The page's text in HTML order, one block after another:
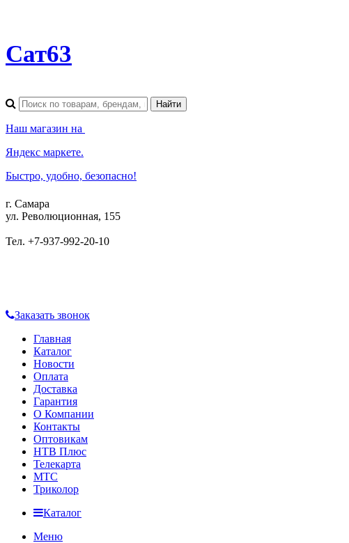
Сат63
Наш магазин на
Яндекс маркете.
Быстро, удобно, безопасно!
г. Самара
ул. Революционная, 155
Тел. +7-937-992-20-10
Заказать звонок
Главная
Каталог
Новости
Оплата
Доставка
Гарантия
О Компании
Контакты
Оптовикам
НТВ Плюс
Телекарта
МТС
Триколор
Каталог
Меню